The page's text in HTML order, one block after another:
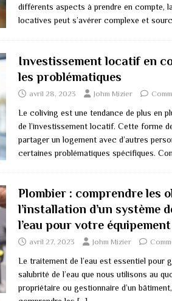
différents aspects à prendre en compte,
locatives peut s’avérer complexe et
Investissement locatif en
les problématiques
avril 28, 2023 Johm Mizier
Le coliving est une tendance de plus en
de l’investissement locatif. Cette forme
partager un logement avec d’autres
certaines problématiques spécifiques.
Plombier : comprendre les
l’installation d’un système
l’eau pour votre
avril 27, 2023 Johm Mizier
Le traitement de l’eau est essentiel pour
salubrité de l’eau que nous utilisons au
propriétaire ou gestionnaire d’un